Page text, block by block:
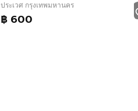
ประเวศ กรุงเทพมหานคร
฿ 600